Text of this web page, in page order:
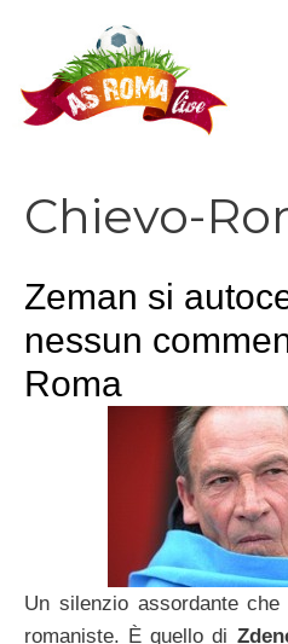
contenuto
Chievo-
Zeman si
nessun
Roma
Un silenzio assordante
romaniste. È quello di